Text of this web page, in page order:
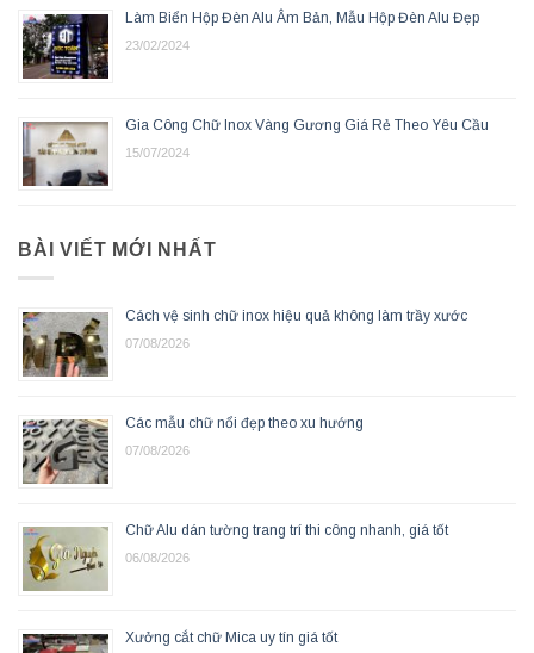
Làm Biển Hộp Đèn Alu Âm Bản, Mẫu Hộp Đèn Alu Đẹp
23/02/2024
Gia Công Chữ Inox Vàng Gương Giá Rẻ Theo Yêu Cầu
15/07/2024
BÀI VIẾT MỚI NHẤT
Cách vệ sinh chữ inox hiệu quả không làm trầy xước
07/08/2026
Các mẫu chữ nổi đẹp theo xu hướng
07/08/2026
Chữ Alu dán tường trang trí thi công nhanh, giá tốt
06/08/2026
Xưởng cắt chữ Mica uy tín giá tốt